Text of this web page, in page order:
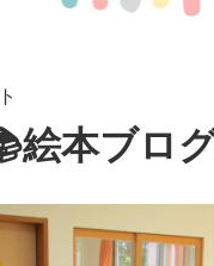
本ブロ